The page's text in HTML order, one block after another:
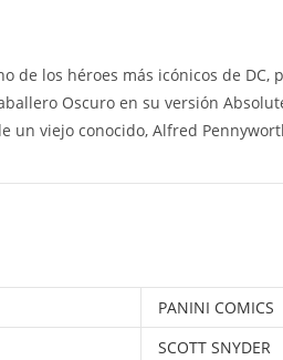
de los héroes más icónicos de
Oscuro en su versión
un viejo conocido, Alfred
PANINI COMICS
SCOTT SNYDER